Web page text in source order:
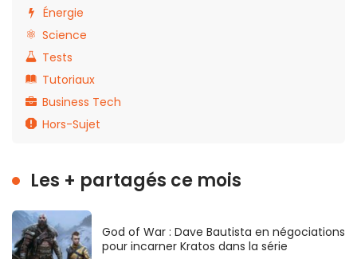
Énergie
Science
Tests
Tutoriaux
Business Tech
Hors-Sujet
Les + partagés ce mois
God of War : Dave Bautista en négociations
pour incarner Kratos dans la série